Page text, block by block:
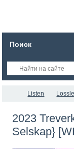
Поиск
Listen
2023
Selskap}